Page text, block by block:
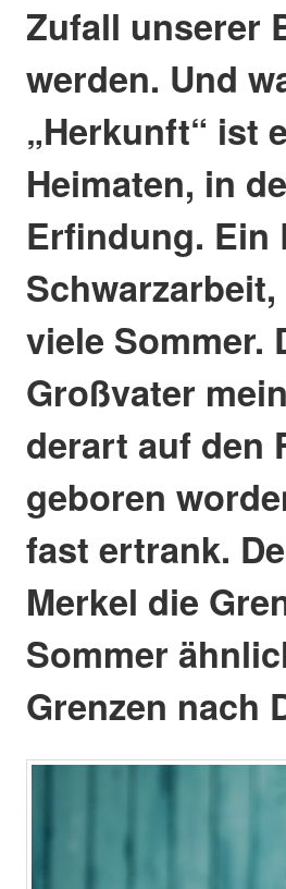
Zufall unserer
werden. Und
„Herkunft“ ist
Heimaten, in
Erfindung. Ein
viele Sommer.
Großvater
derart auf den
geboren
fast ertrank.
Merkel die
Sommer
Grenzen nach